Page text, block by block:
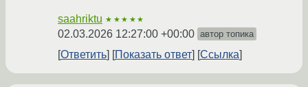
saahriktu ★★★★★
02.03.2026 12:27:00 +00:00 автор топика
Ответить Показать ответ Ссылка